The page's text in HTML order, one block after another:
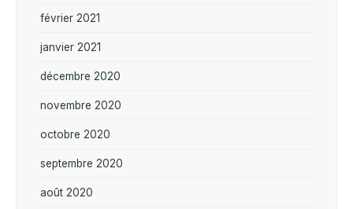
février 2021
janvier 2021
décembre 2020
novembre 2020
octobre 2020
septembre 2020
août 2020